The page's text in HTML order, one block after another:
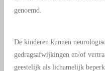
genoemd.
De kinderen kunnen
gedragsafwijkingen en/of
geestelijk als lichamelijk